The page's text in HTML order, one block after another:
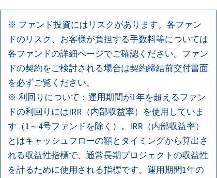
ビ
ゲ
ー
シ
ョ
ン
※ ファンド投資にはリスクがあります。各ファン
ドのリスク、お客様が負担する手数料等については
各ファンドの詳細ページでご確認ください。ファン
ドの契約をご検討される場合は契約締結前交付書面
を必ずご覧ください。
※ 利回りについて：運用期間が1年を超えるファン
ドの利回りにはIRR（内部収益率）を使用していま
す（1～4号ファンドを除く）。IRR（内部収益率）
とはキャッシュフローの額とタイミングから算出さ
れる収益性指標で、通常長期プロジェクトの収益性
を計るために使用される指標です。運用期間1年の